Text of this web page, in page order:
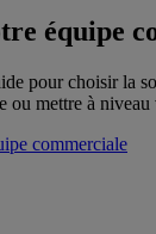
équipe
pour choisir la
ou mettre à
commerciale